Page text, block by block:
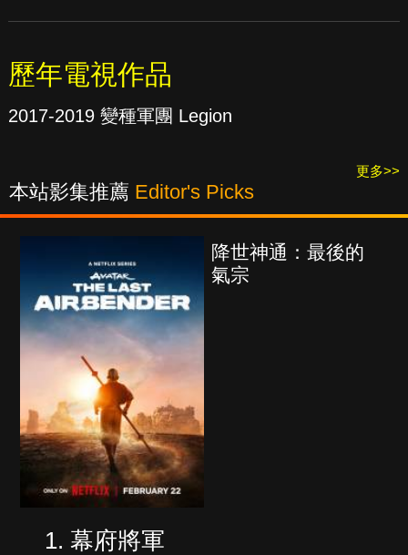
歷年電視作品
2017-2019 變種軍團 Legion
更多>>
本站影集推薦 Editor's Picks
降世神通：最後的
氣宗
幕府將軍